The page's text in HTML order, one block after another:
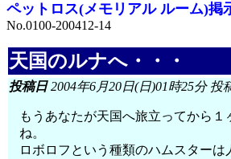
ペットロス(メモリアル ルーム)掲
No.0100-200412-14
天国のルナへ・・・
投稿日2004年6月20日(日)01時25分 投
もうあなたが天国へ旅立ってから１
ね。
ロボロフという種類のハムスターは